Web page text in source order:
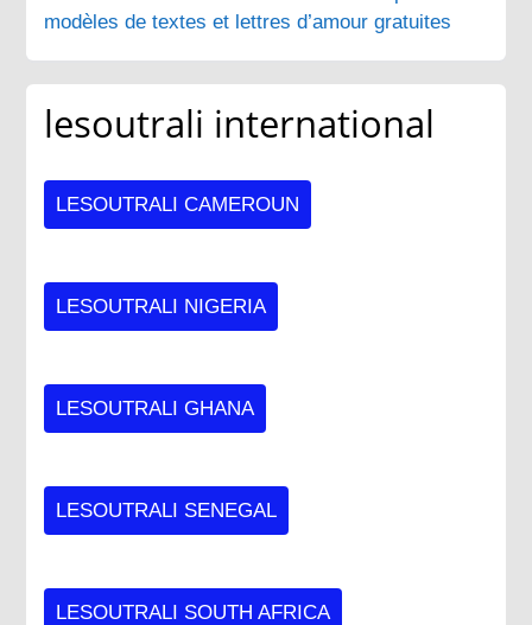
modèles de textes et lettres d’amour gratuites
lesoutrali international
LESOUTRALI CAMEROUN
LESOUTRALI NIGERIA
LESOUTRALI GHANA
LESOUTRALI SENEGAL
LESOUTRALI SOUTH AFRICA